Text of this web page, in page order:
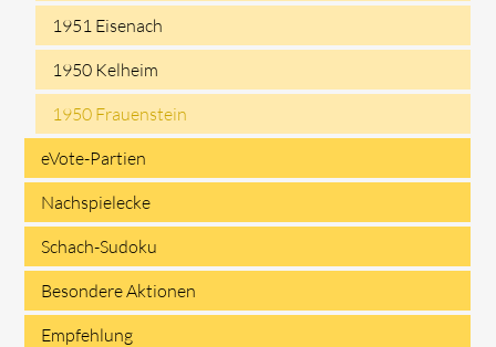
1951 Eisenach
1950 Kelheim
1950 Frauenstein
eVote-Partien
Nachspielecke
Schach-Sudoku
Besondere Aktionen
Empfehlung